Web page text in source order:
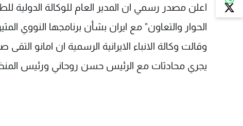
اعلن مصدر رسمي ان المدير العام للوكالة الدولية
الحوار والتعاون" مع ايران بشأن برنامجها النووي
وقالت وكالة الانباء الايرانية الرسمية ان امانو
يجري محادثات مع الرئيس حسن روحاني ورئيس